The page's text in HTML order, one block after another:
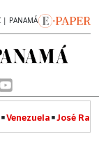
| PANAMÁ
Venezuela José